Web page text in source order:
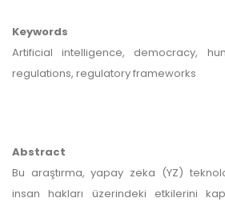
Keywords
Artificial intelligence, democracy,
regulations, regulatory frameworks
Abstract
Bu araştırma, yapay zeka (YZ)
insan hakları üzerindeki etkilerini